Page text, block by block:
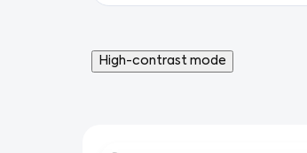
High-contrast mode